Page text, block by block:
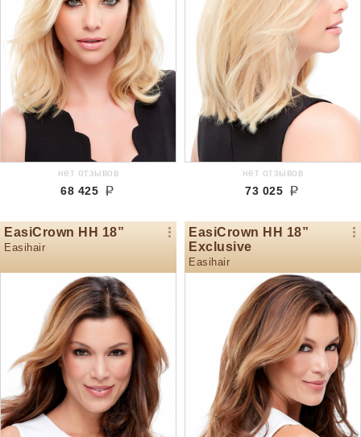
нет отзывов
68 425
нет отзывов
73 025
EasiCrown HH 18”
Easihair
EasiCrown HH 18”
Exclusive
Easihair